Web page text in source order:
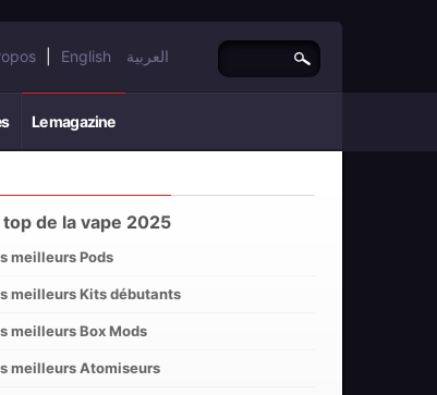
English العربية
Le magazine
top de la vape 2025
meilleurs Pods
meilleurs Kits débutants
meilleurs Box Mods
meilleurs Atomiseurs